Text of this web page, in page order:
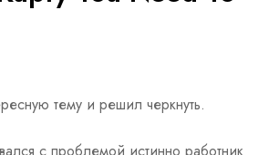
тему и решил черкнуть.
с проблемой истинно работник